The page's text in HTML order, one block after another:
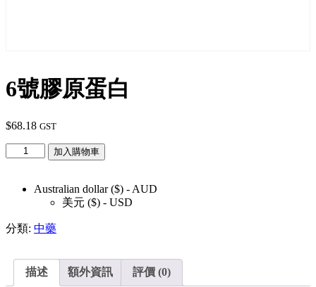
6號膠原蛋白
$68.18 GST
號
白
數
加入購物車
Australian dollar ($) - AUD
美元 ($) - USD
分類: 中藥
描述 額外資訊 評價 (0)